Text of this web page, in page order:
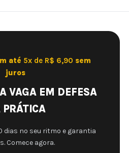
até 5x de R$ 6,90 sem
juros
VAGA EM DEFESA
PRÁTICA
dias no seu ritmo e garantia
Comece agora.